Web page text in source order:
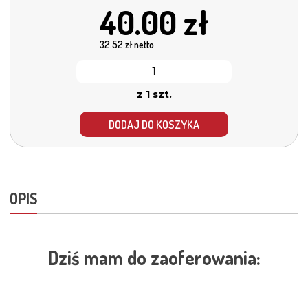
40.00 zł
32.52 zł netto
z 1 szt.
DODAJ DO KOSZYKA
OPIS
Dziś mam do zaoferowania: